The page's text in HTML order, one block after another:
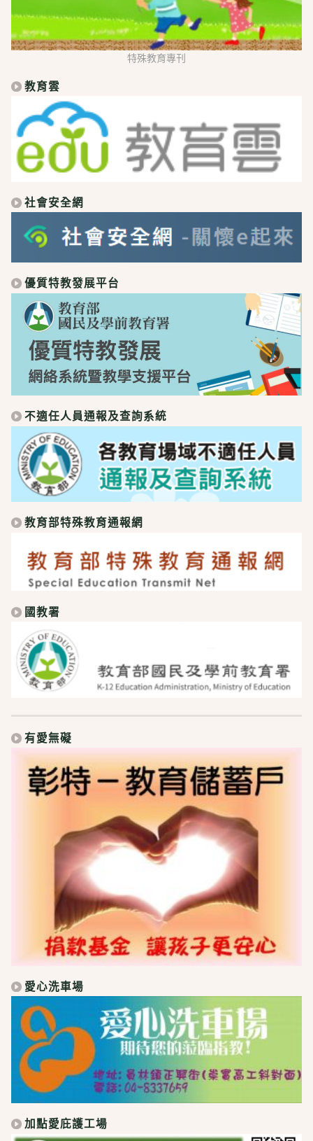
特殊教育專刊
教育雲
社會安全網
優質特教發展平台
不適任人員通報及查詢系統
教育部特殊教育通報網
國教署
有愛無礙
愛心洗車場
加點愛庇護工場